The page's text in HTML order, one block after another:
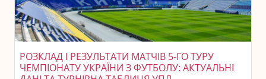
РОЗКЛАД І РЕЗУЛЬТАТИ МАТЧІВ 5-ГО ТУРУ
ЧЕМПІОНАТУ УКРАЇНИ З ФУТБОЛУ: АКТУАЛЬНІ